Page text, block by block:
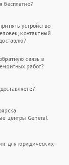
бесплатно?
устройство
контактный
связь в
работ?
центры General
для юридических